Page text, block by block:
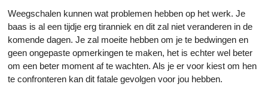
Weegschalen kunnen wat problemen hebben op het werk. Je
baas is al een tijdje erg tiranniek en dit zal niet veranderen in de
komende dagen. Je zal moeite hebben om je te bedwingen en
geen ongepaste opmerkingen te maken, het is echter wel beter
om een beter moment af te wachten. Als je er voor kiest om hen
te confronteren kan dit fatale gevolgen voor jou hebben.